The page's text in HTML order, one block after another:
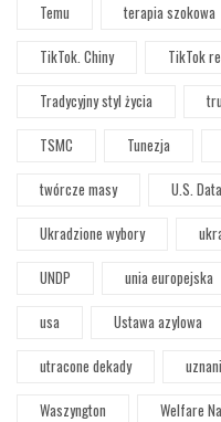
Temu
terapia szokowa
TikTok. Chiny
TikTok
Tradycyjny styl życia
TSMC
Tunezja
twórcze masy
U.S.
Ukradzione wybory
UNDP
unia europejska
usa
Ustawa azylowa
utracone dekady
Waszyngton
Welfare